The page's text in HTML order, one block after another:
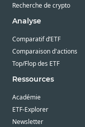
Recherche de crypto
Analyse
Comparatif d’ETF
Comparaison d'actions
Top/Flop des ETF
Ressources
Académie
ETF-Explorer
Newsletter